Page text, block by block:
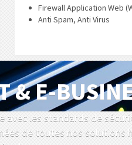
Firewall Application Web
Anti Spam, Anti Virus
& E-
les standards de
de toutes nos